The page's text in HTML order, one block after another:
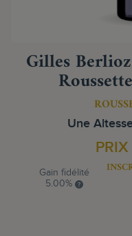
Gilles
Une
Gain fidélité
5.00%